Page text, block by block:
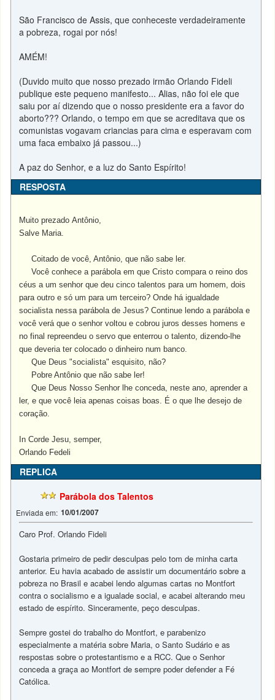
São Francisco de Assis, que conheceste verdadeiramente
a pobreza, rogai por nós!
AMÉM!
(Duvido muito que nosso prezado irmão Orlando Fideli
publique este pequeno manifesto... Alias, não foi ele que
saiu por aí dizendo que o nosso presidente era a favor do
aborto??? Orlando, o tempo em que se acreditava que os
comunistas vogavam criancias para cima e esperavam com
uma faca embaixo já passou...)
A paz do Senhor, e a luz do Santo Espírito!
RESPOSTA
Muito prezado Antônio,
Salve Maria.
Coitado de você, Antônio, que não sabe ler.
Você conhece a parábola em que Cristo compara o reino dos
céus a um senhor que deu cinco talentos para um homem, dois
para outro e só um para um terceiro? Onde há igualdade
socialista nessa parábola de Jesus? Continue lendo a parábola e
você verá que o senhor voltou e cobrou juros desses homens e
no final repreendeu o servo que enterrou o talento, dizendo-lhe
que deveria ter colocado o dinheiro num banco.
Que Deus "socialista" esquisito, não?
Pobre Antônio que não sabe ler!
Que Deus Nosso Senhor lhe conceda, neste ano, aprender a
ler, e que você leia apenas coisas boas. É o que lhe desejo de
coração.
In Corde Jesu, semper,
Orlando Fedeli
REPLICA
Parábola dos Talentos
Enviada em: 10/01/2007
Caro Prof. Orlando Fideli
Gostaria primeiro de pedir desculpas pelo tom de minha carta
anterior. Eu havia acabado de assistir um documentário sobre a
pobreza no Brasil e acabei lendo algumas cartas no Montfort
contra o socialismo e a igualade social, e acabei alterando meu
estado de espírito. Sinceramente, peço desculpas.
Sempre gostei do trabalho do Montfort, e parabenizo
especialmente a matéria sobre Maria, o Santo Sudário e as
respostas sobre o protestantismo e a RCC. Que o Senhor
conceda a graça ao Montfort de sempre poder defender a Fé
Católica.